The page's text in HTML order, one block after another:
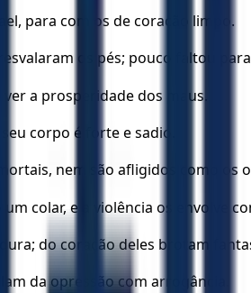
para com os de coração limpo.
os pés; pouco faltou
ver a prosperidade dos maus.
corpo é forte e sadio.
nem são afligidos como os
um colar, e a violência os envolve
do coração deles brotam
da opressão com arrogância.